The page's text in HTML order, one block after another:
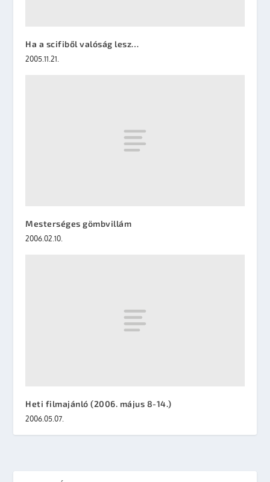
Ha a scifiből valóság lesz…
2005.11.21.
Mesterséges gömbvillám
2006.02.10.
Heti filmajánló (2006. május 8-14.)
2006.05.07.